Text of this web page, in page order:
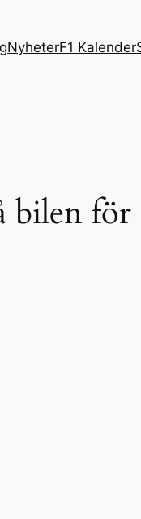
NyheterF1 Kalender
bilen för